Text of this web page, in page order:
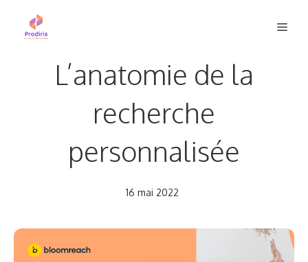
L’anatomie de la
recherche
personnalisée
16 mai 2022